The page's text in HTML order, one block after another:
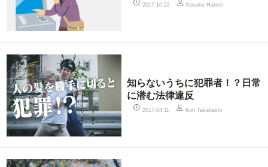
2017.10.22 Kosuke Hattori
知らないうちに犯罪者！？日常
に潜む法律違反
2017.04.11 Koh Takahashi